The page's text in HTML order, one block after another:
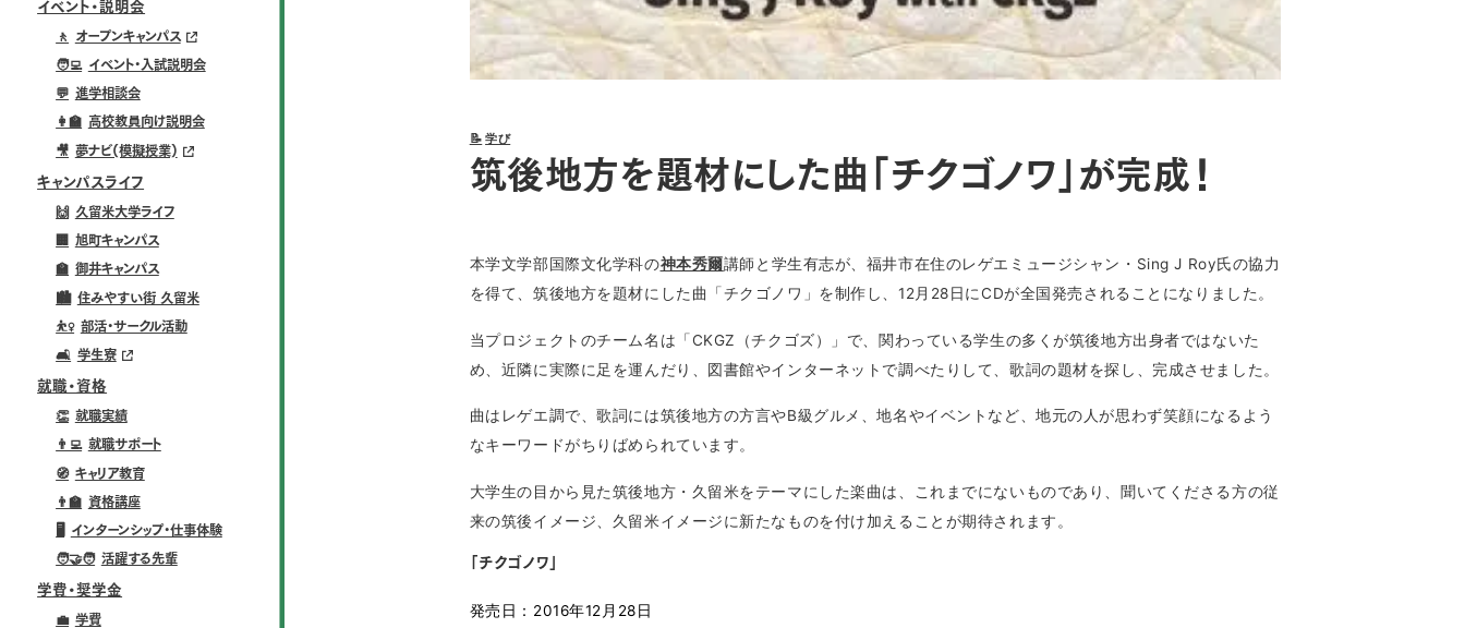
イベント・説明会
🚶 オープンキャンパス
🧑‍💻 イベント・入試説明会
💬 進学相談会
👩‍🏫 高校教員向け説明会
🎥 夢ナビ(模擬授業)
キャンパスライフ
🙌 久留米大学ライフ
旭町キャンパス
🏫 御井キャンパス
🏙️ 住みやすい街 久留米
⛹️‍♀️ 部活・サークル活動
🛋️ 学生寮
就職・資格
👏 就職実績
👨‍💻 就職サポート
🧭 キャリア教育
👨‍🏫 資格講座
🖥️ インターンシップ・仕事体験
🧑‍🤝‍🧑 活躍する先輩
学費・奨学金
💼 学費
📝 学び
筑後地方を題材にした曲「チクゴノワ」が完成！
本学文学部国際文化学科の神本秀爾講師と学生有志が、福井市在住のレゲエミュージシャン・Sing J Roy氏の協力
を得て、筑後地方を題材にした曲「チクゴノワ」を制作し、12月28日にCDが全国発売されることになりました。
当プロジェクトのチーム名は「CKGZ（チクゴズ）」で、関わっている学生の多くが筑後地方出身者ではないた
め、近隣に実際に足を運んだり、図書館やインターネットで調べたりして、歌詞の題材を探し、完成させました。
曲はレゲエ調で、歌詞には筑後地方の方言やB級グルメ、地名やイベントなど、地元の人が思わず笑顔になるよう
なキーワードがちりばめられています。
大学生の目から見た筑後地方・久留米をテーマにした楽曲は、これまでにないものであり、聞いてくださる方の従
来の筑後イメージ、久留米イメージに新たなものを付け加えることが期待されます。
「チクゴノワ」
発売日：2016年12月28日